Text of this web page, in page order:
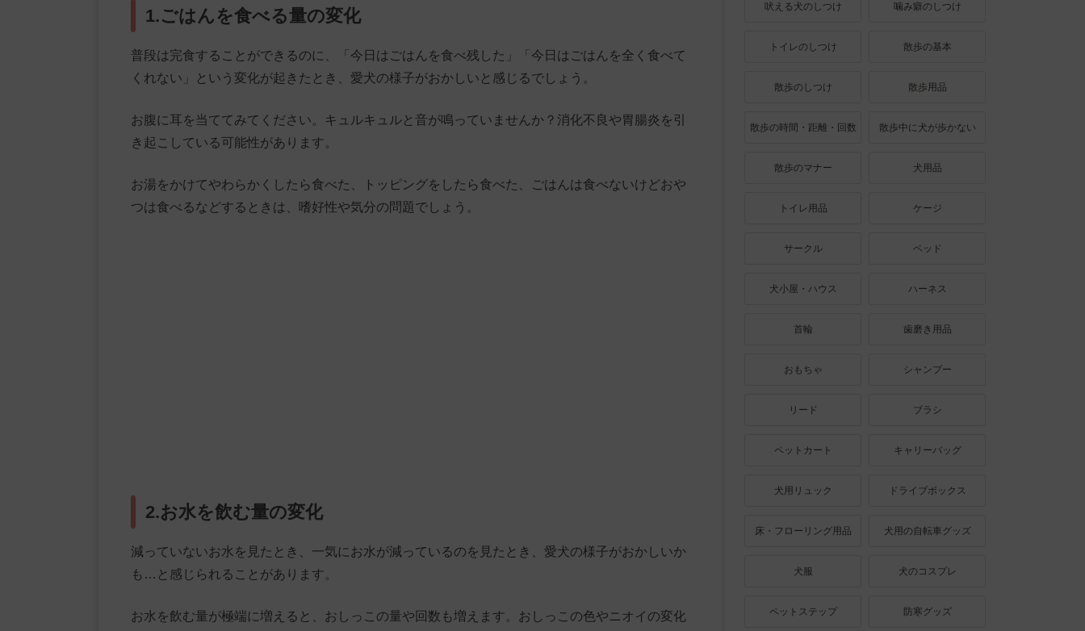
1.ごはんを食べる量の変化
普段は完食することができるのに、「今日はごはんを食べ残した」「今日はごはんを全く食べて
くれない」という変化が起きたとき、愛犬の様子がおかしいと感じるでしょう。
お腹に耳を当ててみてください。キュルキュルと音が鳴っていませんか？消化不良や胃腸炎を引
き起こしている可能性があります。
お湯をかけてやわらかくしたら食べた、トッピングをしたら食べた、ごはんは食べないけどおや
つは食べるなどするときは、嗜好性や気分の問題でしょう。
2.お水を飲む量の変化
減っていないお水を見たとき、一気にお水が減っているのを見たとき、愛犬の様子がおかしいか
も…と感じられることがあります。
お水を飲む量が極端に増えると、おしっこの量や回数も増えます。おしっこの色やニオイの変化
吠える犬のしつけ 噛み癖のしつけ
トイレのしつけ 散歩の基本
散歩のしつけ 散歩用品
散歩の時間・距離・回数 散歩中に犬が歩かない
散歩のマナー 犬用品
トイレ用品 ケージ
サークル ベッド
犬小屋・ハウス ハーネス
首輪 歯磨き用品
おもちゃ シャンプー
リード ブラシ
ペットカート キャリーバッグ
犬用リュック ドライブボックス
床・フローリング用品 犬用の自転車グッズ
犬服 犬のコスプレ
ペットステップ 防寒グッズ